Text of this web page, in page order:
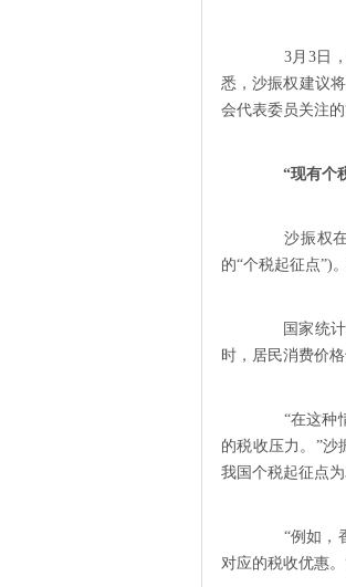
3月3日，
悉，沙振权建议
会代表委员关注的
“现有个税
沙振权在
的“个税起征点”)
国家统计局
时，居民消费价
“在这种情
的税收压力。”沙
我国个税起征点为
“例如，香
对应的税收优惠。